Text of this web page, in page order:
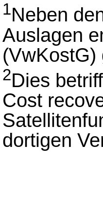
1Neben
Auslagen
(VwKostG)
2Dies
Cost
dortigen